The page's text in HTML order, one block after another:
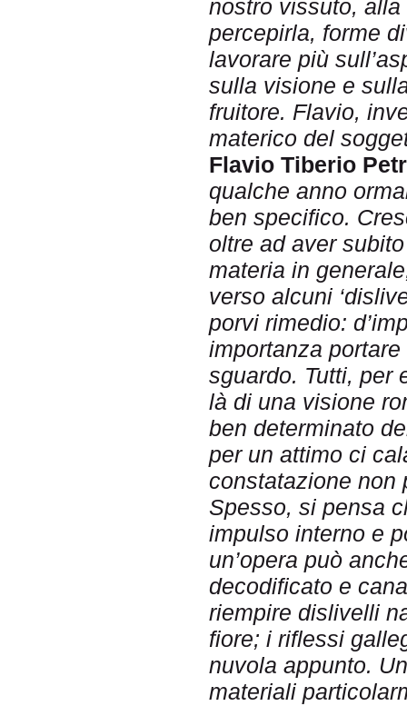
nostro vissuto,
percepirla, forme
lavorare più
sulla visione e
fruitore. Flavio,
materico del
Flavio Tiberio
qualche anno
ben specifico.
oltre ad aver
materia in
verso alcuni
porvi rimedio:
importanza
sguardo. Tutti, per
là di una visione
ben determinato
per un attimo ci
constatazione non
Spesso, si pensa
impulso interno e
un’opera può
decodificato e
riempire dislivelli
fiore; i riflessi
nuvola appunto.
materiali